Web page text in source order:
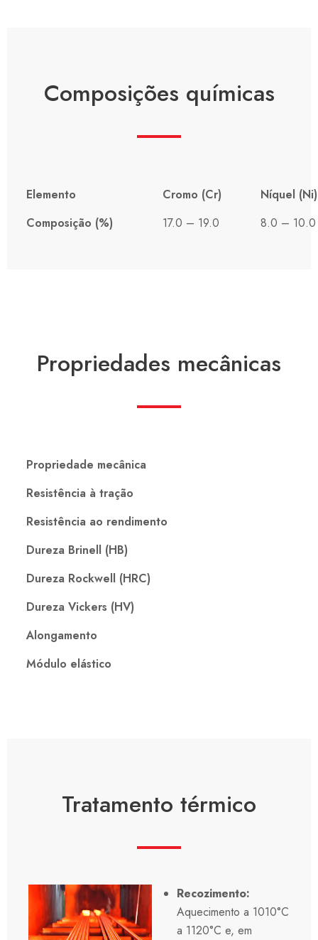
Composições químicas
Elemento Cromo (Cr)
Níquel (Ni)
Composição (%)
17.0 – 19.0 8.0 – 10.0
Propriedades mecânicas
Propriedade mecânica
Resistência à tração
Resistência ao rendimento
Dureza Brinell (HB)
Dureza Rockwell (HRC)
Dureza Vickers (HV)
Alongamento
Módulo elástico
Tratamento térmico
Recozimento:
Aquecimento a 1010°C
a 1120°C e, em